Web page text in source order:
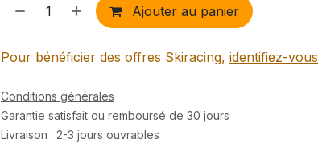
Ajouter au panier
Pour bénéficier des offres Skiracing, identifiez-vous
Conditions générales
Garantie satisfait ou remboursé de 30 jours
Livraison : 2-3 jours ouvrables